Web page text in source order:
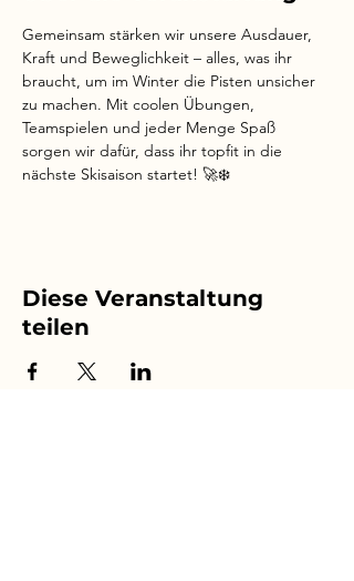
Gemeinsam stärken wir unsere Ausdauer,
Kraft und Beweglichkeit – alles, was ihr
braucht, um im Winter die Pisten unsicher
zu machen. Mit coolen Übungen,
Teamspielen und jeder Menge Spaß
sorgen wir dafür, dass ihr topfit in die
nächste Skisaison startet! 🚀❄️
Diese Veranstaltung
teilen